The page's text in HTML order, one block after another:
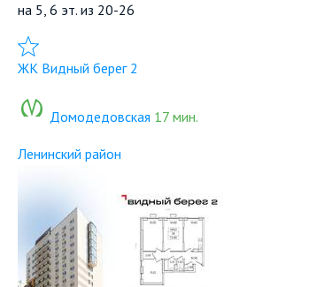
на 5, 6 эт. из 20-26
Добавить в избранное
ЖК Видный берег 2
Домодедовская 17 мин.
Ленинский район